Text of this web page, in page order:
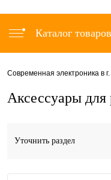
Каталог товаров
Современная электроника в
Аксессуары для
Уточнить раздел